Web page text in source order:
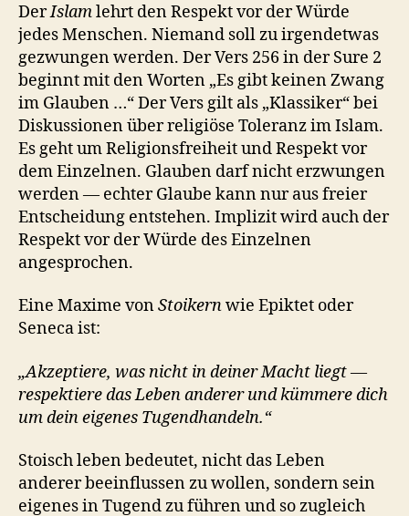
DerIslamlehrt den Respekt vor der Würde
jedes Menschen. Niemand soll zu irgendetwas
gezwungen werden. Der Vers 256 in der Sure 2
beginnt mit den Worten „Es gibt keinen Zwang
im Glauben …“ Der Vers gilt als „Klassiker“ bei
Diskussionen über religiöse Toleranz im Islam.
Es geht um Religionsfreiheit und Respekt vor
dem Einzelnen. Glauben darf nicht erzwungen
werden — echter Glaube kann nur aus freier
Entscheidung entstehen. Implizit wird auch der
Respekt vor der Würde des Einzelnen
angesprochen.
Eine Maxime vonStoikernwie Epiktet oder
Seneca ist:
„Akzeptiere, was nicht in deiner Macht liegt —
respektiere das Leben anderer und kümmere dich
um dein eigenes Tugendhandeln.“
Stoisch leben bedeutet, nicht das Leben
anderer beeinflussen zu wollen, sondern sein
eigenes in Tugend zu führen und so zugleich